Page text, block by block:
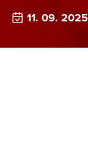
11. 09. 2025